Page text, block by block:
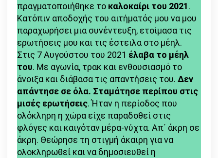
τυραννούσαν
το
κρανίο
μου»
πραγματοποιήθηκε το καλοκαίρι του 2021.
Κατόπιν αποδοχής του αιτήματός μου να μου
παραχωρήσει μια συνέντευξη, ετοίμασα τις
ερωτήσεις μου και τις έστειλα στο μέηλ.
Στις 7 Αυγούστου του 2021 έλαβα το μέηλ
του. Με αγωνία, τρακ και ενθουσιασμό το
άνοιξα και διάβασα τις απαντήσεις του. Δεν
απάντησε σε όλα. Σταμάτησε περίπου στις
μισές ερωτήσεις. Ήταν η περίοδος που
ολόκληρη η χώρα είχε παραδοθεί στις
φλόγες και καιγόταν μέρα-νύχτα. Απ΄ άκρη σε
άκρη. Θεώρησε τη στιγμή άκαιρη για να
ολοκληρωθεί και να δημοσιευθεί η